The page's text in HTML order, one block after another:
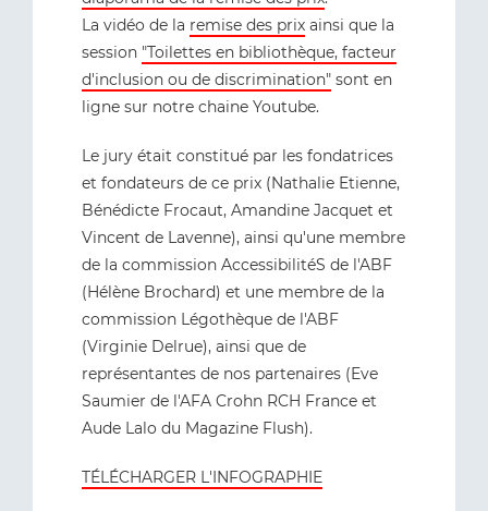
La vidéo de la remise des prix ainsi que la
session "Toilettes en bibliothèque, facteur
d'inclusion ou de discrimination" sont en
ligne sur notre chaine Youtube.
Le jury était constitué par les fondatrices
et fondateurs de ce prix (Nathalie Etienne,
Bénédicte Frocaut, Amandine Jacquet et
Vincent de Lavenne), ainsi qu'une membre
de la commission AccessibilitéS de l'ABF
(Hélène Brochard) et une membre de la
commission Légothèque de l'ABF
(Virginie Delrue), ainsi que de
représentantes de nos partenaires (Eve
Saumier de l'AFA Crohn RCH France et
Aude Lalo du Magazine Flush).
TÉLÉCHARGER L'INFOGRAPHIE